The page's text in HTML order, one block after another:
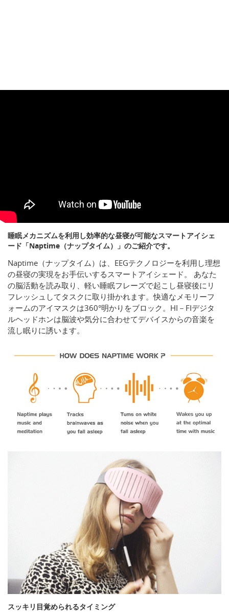
睡眠メカニズムを利用し効率的な昼寝が可能なスマートアイシェ
ード「Naptime（ナップタイム）」のご紹介です。
Naptime（ナップタイム）は、EEGテクノロジーを利用し理想
の昼寝の実現をお手伝いするスマートアイシェード。 あなた
の脳活動を読み取り、軽い睡眠フレーズで起こし昼寝後にリ
フレッシュしてタスクに取り掛かれます。快適なメモリーフ
ォームのアイマスクは360°明かりをブロック。HI－FIデジタ
ルヘッドホンは脳波や気分に合わせてデバイスからの音楽を
流し眠りに誘います。
スッキリ目覚められるタイミング